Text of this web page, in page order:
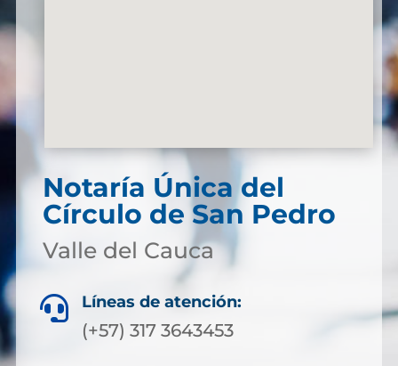
Notaría Única del
Círculo de San Pedro
Valle del Cauca
 Líneas de atención:
(+57) 317 3643453